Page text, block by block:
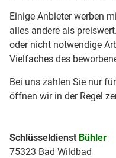
Einige Anbieter werben
alles andere als
oder nicht notwendige
Vielfaches des
Bei uns zahlen Sie nur
öffnen wir in der Regel
Schlüsseldienst Bühler
75323 Bad Wildbad